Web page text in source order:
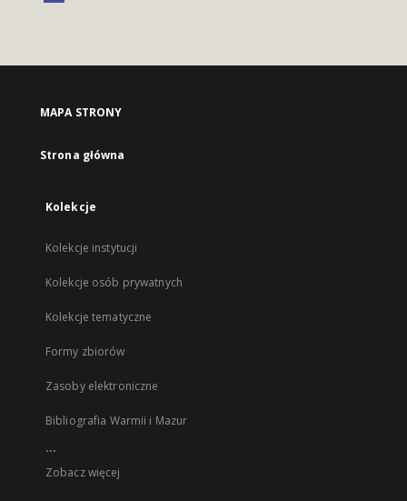
MAPA STRONY
Strona główna
Kolekcje
Kolekcje instytucji
Kolekcje osób prywatnych
Kolekcje tematyczne
Formy zbiorów
Zasoby elektroniczne
Bibliografia Warmii i Mazur
...
Zobacz więcej